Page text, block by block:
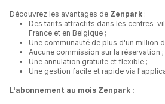
Découvrez les avantages de Zenpark :
Des tarifs attractifs dans les centres-
France et en Belgique ;
Une communauté de plus d'un million
Aucune commission sur la réservation ;
Une annulation gratuite et flexible ;
Une gestion facile et rapide via
L'abonnement au mois Zenpark :